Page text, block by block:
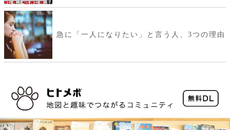
急に「一人になりたい」と言う人、3つの理由